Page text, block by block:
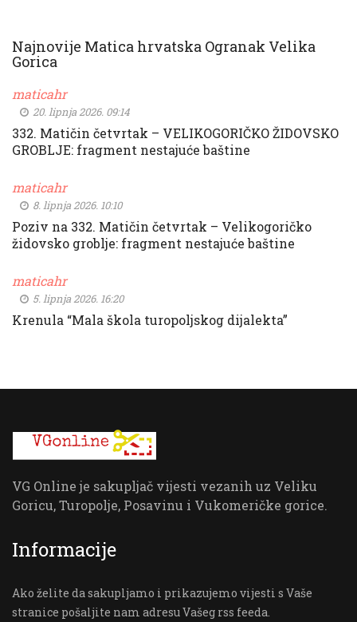
Najnovije Matica hrvatska Ogranak Velika
Gorica
maticahr
20. lipnja 2026. 09:14
332. Matičin četvrtak – VELIKOGORIČKO ŽIDOVSKO
GROBLJE: fragment nestajuće baštine
maticahr
8. lipnja 2026. 10:10
Poziv na 332. Matičin četvrtak – Velikogoričko
židovsko groblje: fragment nestajuće baštine
maticahr
5. lipnja 2026. 16:20
Krenula “Mala škola turopoljskog dijalekta”
VG Online je sakupljač vijesti vezanih uz Veliku
Goricu, Turopolje, Posavinu i Vukomeričke gorice.
Informacije
Ako želite da sakupljamo i prikazujemo vijesti s Vaše
stranice pošaljite nam adresu Vašeg rss feeda.